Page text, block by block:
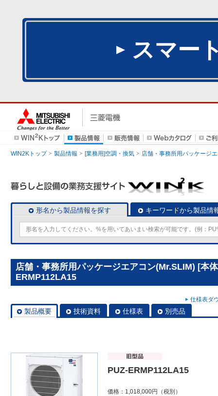
スマー
WIN2Kトップ 製品情報 [業務用]空調・換気 店舗・事務所用パッケージ
形名から製品情報を探す キーワードから製品情
店舗・事務所用パッケージエアコン(Mr.SLIM) [本
ERMP112LA15
仕様表ダ
製品概要 技術資料 仕様表 別売品
PUZ-ERMP112LA15
価格：1,018,000円（税別）